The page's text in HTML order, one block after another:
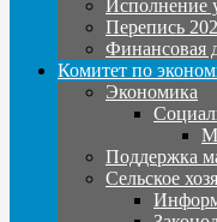
Исполнение
Перепись
Финансовая
Комитет по
Экономика
Поддержка
Сельское